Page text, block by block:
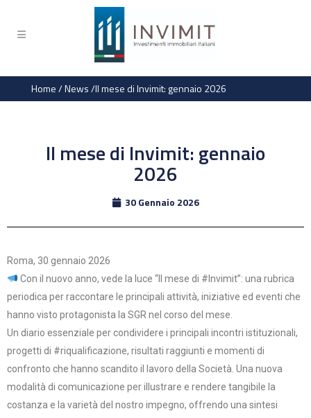
Home/News/Il mese di Invimit: gennaio 2026
Il mese di Invimit: gennaio
2026
30 Gennaio 2026
Roma, 30 gennaio 2026
Con il nuovo anno, vede la luce “Il mese di #Invimit”: una rubrica
periodica per raccontare le principali attività, iniziative ed eventi che
hanno visto protagonista la SGR nel corso del mese.
Un diario essenziale per condividere i principali incontri istituzionali,
progetti di #riqualificazione, risultati raggiunti e momenti di
confronto che hanno scandito il lavoro della Società. Una nuova
modalità di comunicazione per illustrare e rendere tangibile la
costanza e la varietà del nostro impegno, offrendo una sintesi